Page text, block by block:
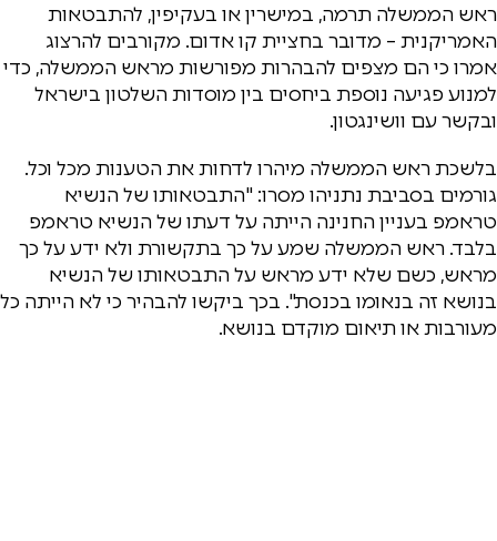
ראש הממשלה תרמה, במישרין או בעקיפין, להתבטאות
האמריקנית – מדובר בחציית קו אדום. מקורבים להרצוג
אמרו כי הם מצפים להבהרות מפורשות מראש הממשלה, כדי
למנוע פגיעה נוספת ביחסים בין מוסדות השלטון בישראל
ובקשר עם וושינגטון.
בלשכת ראש הממשלה מיהרו לדחות את הטענות מכל וכל.
גורמים בסביבת נתניהו מסרו: "התבטאותו של הנשיא
טראמפ בעניין החנינה הייתה על דעתו של הנשיא טראמפ
בלבד. ראש הממשלה שמע על כך בתקשורת ולא ידע על כך
מראש, כשם שלא ידע מראש על התבטאותו של הנשיא
בנושא זה בנאומו בכנסת". בכך ביקשו להבהיר כי לא הייתה כל
מעורבות או תיאום מוקדם בנושא.